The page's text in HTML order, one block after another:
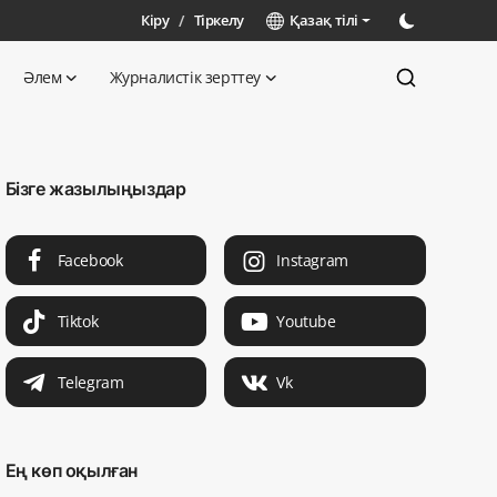
Кіру / Тіркелу Қазақ тілі
Әлем Журналистік зерттеу
Бізге жазылыңыздар
Facebook Instagram
Tiktok Youtube
Telegram Vk
Ең көп оқылған